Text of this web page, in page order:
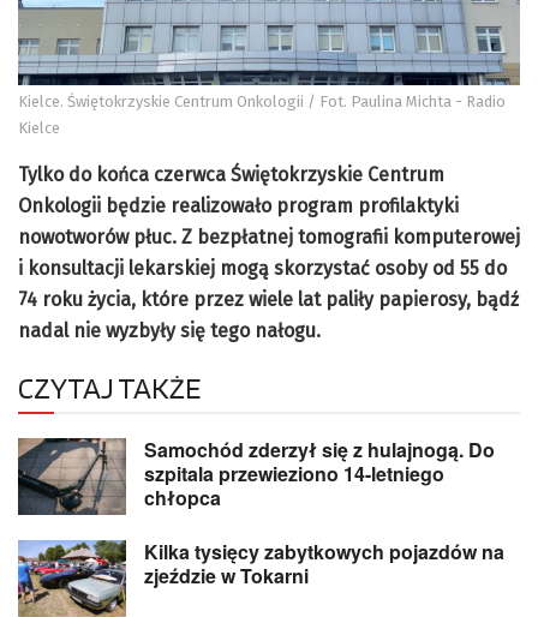
Kielce. Świętokrzyskie Centrum Onkologii / Fot. Paulina Michta - Radio
Kielce
Tylko do końca czerwca Świętokrzyskie Centrum
Onkologii będzie realizowało program profilaktyki
nowotworów płuc. Z bezpłatnej tomografii komputerowej
i konsultacji lekarskiej mogą skorzystać osoby od 55 do
74 roku życia, które przez wiele lat paliły papierosy, bądź
nadal nie wyzbyły się tego nałogu.
CZYTAJ TAKŻE
Samochód zderzył się z hulajnogą. Do
szpitala przewieziono 14-letniego
chłopca
Kilka tysięcy zabytkowych pojazdów na
zjeździe w Tokarni